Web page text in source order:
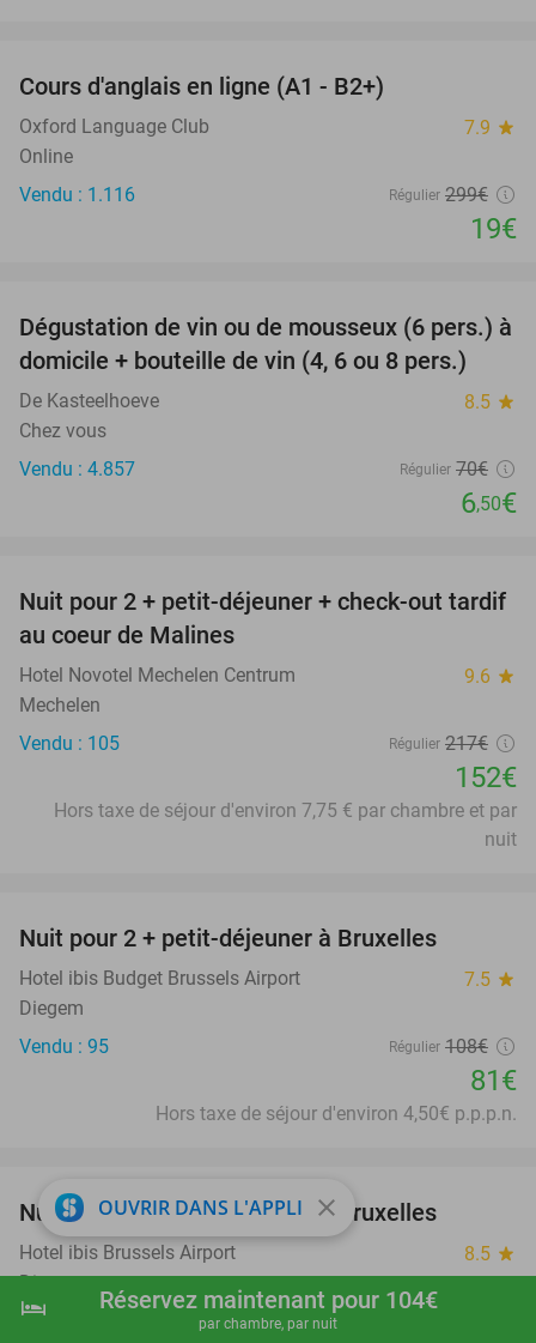
shopping_cart Réserver maintenant
hotel Réservez maintenant pour 104€
par chambre, par nuit
Cours d'anglais en ligne (A1 - B2+)
Oxford Language Club 7.9 star
Online
Vendu : 1.116
Régulier 299€
19€
91%
Dégustation de vin ou de mousseux (6 pers.) à
domicile + bouteille de vin (4, 6 ou 8 pers.)
De Kasteelhoeve 8.5 star
Chez vous
Vendu : 4.857
Régulier 70€
6,50€
30%
Nuit pour 2 + petit-déjeuner + check-out tardif
au coeur de Malines
Hotel Novotel Mechelen Centrum 9.6 star
Mechelen
Vendu : 105
Régulier 217€
152€
Hors taxe de séjour d'environ 7,75 € par chambre et par
nuit
Nuit pour 2 + petit-déjeuner à Bruxelles
Hotel ibis Budget Brussels Airport 7.5 star
Diegem
Vendu : 95
Régulier 108€
81€
Hors taxe de séjour d'environ 4,50€ p.p.p.n.
Nuit pour 2 + petit-déjeuner à Bruxelles
Hotel ibis Brussels Airport 8.5 star
Diegem
Vendu : 113
OUVRIR DANS L'APPLI close